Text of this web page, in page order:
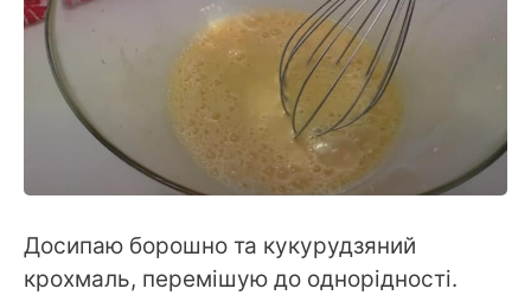
Досипаю борошно та кукурудзяний
крохмаль, перемішую до однорідності.